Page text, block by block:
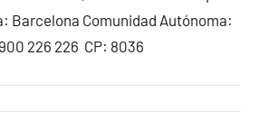
Barcelona Comunidad Autónoma:
226 226 CP: 8036